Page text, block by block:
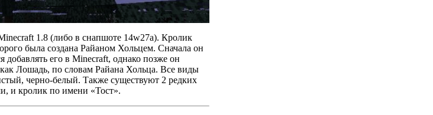
1.8 (либо в снапшоте 14w27a). Кролик
была создана Райаном Хольцем. Сначала он
добавлять его в Minecraft, однако позже он
Лошадь, по словам Райана Хольца. Все виды
черно-белый. Также существуют 2 редких
и кролик по имени «Тост».